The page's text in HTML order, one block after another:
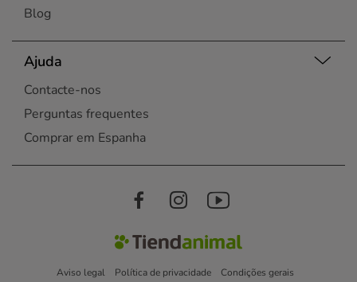
Blog
Ajuda
Contacte-nos
Perguntas frequentes
Comprar em Espanha
Aviso legal Política de privacidade Condições gerais